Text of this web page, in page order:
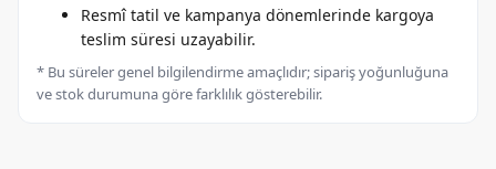
Resmî tatil ve kampanya dönemlerinde kargoya
teslim süresi uzayabilir.
* Bu süreler genel bilgilendirme amaçlıdır; sipariş yoğunluğuna
ve stok durumuna göre farklılık gösterebilir.